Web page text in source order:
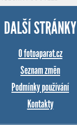
DALŠÍ STRÁNKY
O fotoaparat.cz
Seznam změn
Podmínky používání
Kontakty